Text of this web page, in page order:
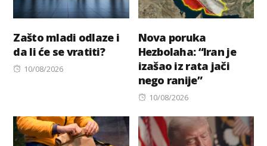
Zašto mladi odlaze i
da li će se vratiti?
Posted
10/08/2026
Nova poruka
Hezbolaha: “Iran je
izašao iz rata jači
nego ranije”
Posted
10/08/2026